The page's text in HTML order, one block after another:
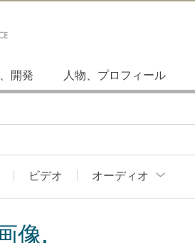
開発 人物、プロフィール
ビデオ オーディオ
像.